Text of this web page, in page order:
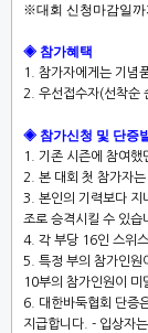
※대회 신청마감일까
◈ 참가혜택
1. 참가자에게는 기념
2. 우선접수자(선착순
◈ 참가신청 및 단증
1. 기존 시즌에 참여했
2. 본 대회 첫 참가자
3. 본인의 기력보다 지
조로 승격시킬 수 있습
4. 각 부당 16인 스위
5. 특정 부의 참가인원
10부의 참가인원이 미
6. 대한바둑협회 단증
지급합니다. - 입상자는